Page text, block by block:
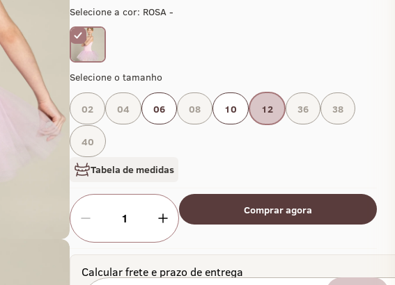
Selecione a cor: ROSA -
Selecione o tamanho
02 04 06 08 10 12 36 38
40
Tabela de medidas
1
Comprar agora
Calcular frete e prazo de entrega